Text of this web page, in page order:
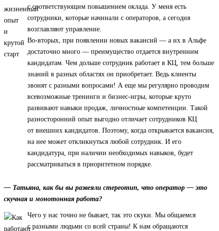
с соответствующим повышением оклада. У меня есть
сотрудники, которые начинали с операторов, а сегодня
возглавляют управление.
Во-вторых, при появлении новых вакансий — а их в Альфе
достаточно много — преимущество отдается внутренним
кандидатам. Чем дольше сотрудник работает в КЦ, тем больше
знаний в разных областях он приобретает. Ведь клиенты
звонят с разными вопросами! А еще мы регулярно проводим
всевозможные тренинги и бизнес-игры, которые круто
развивают навыки продаж, личностные компетенции. Такой
разносторонний опыт выгодно отличает сотрудников КЦ
от внешних кандидатов. Поэтому, когда открывается вакансия,
на нее может откликнуться любой сотрудник. И его
кандидатура, при наличии необходимых навыков, будет
рассматриваться в приоритетном порядке.
— Татьяна, как бы вы развеяли стереотип, что оператор — это
скучная и монотонная работа?
Чего у нас точно не бывает, так это скуки. Мы общаемся
с разными людьми со всей страны! К нам обращаются